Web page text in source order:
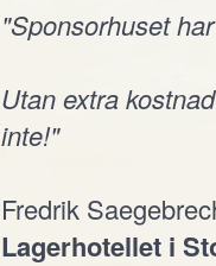
"Sponsorhuset
Utan extra
inte!"
Fredrik
Lagerhotellet i